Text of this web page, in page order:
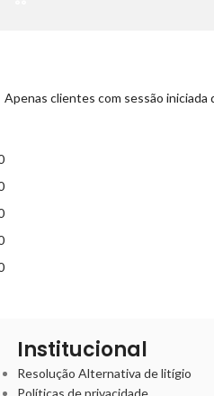
Apenas clientes com sessão
Institucional
Resolução Alternativa de litígio
Políticas de privacidade